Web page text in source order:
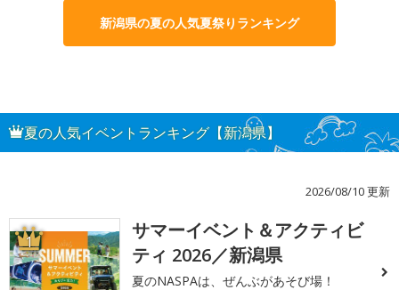
新潟県の夏の人気夏祭りランキング
夏の人気イベントランキング【新潟県】
2026/08/10 更新
1
サマーイベント＆アクティビ
ティ 2026／新潟県
夏のNASPAは、ぜんぶがあそび場！